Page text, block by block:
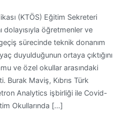
(KTÖS) Eğitim Sekreteri
dolayısıyla öğretmenler ve
sürecinde teknik donanım
duyulduğunun ortaya çıktığını
ve özel okullar arasındaki
Burak Maviş, Kıbrıs Türk
Analytics işbirliği ile Covid-
Okullarında […]